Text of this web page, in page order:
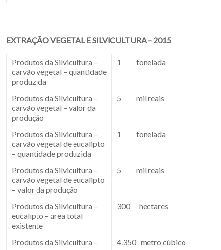
EXTRAÇÃO VEGETAL E SILVICULTURA – 2015
Produtos da Silvicultura –
carvão vegetal – quantidade
produzida
1 tonelada
Produtos da Silvicultura –
carvão vegetal – valor da
produção
5 mil reais
Produtos da Silvicultura –
carvão vegetal de eucalipto
– quantidade produzida
1 tonelada
Produtos da Silvicultura –
carvão vegetal de eucalipto
– valor da produção
5 mil reais
Produtos da Silvicultura –
eucalipto – área total
existente
300 hectares
Produtos da Silvicultura –
4.350 metro cúbico